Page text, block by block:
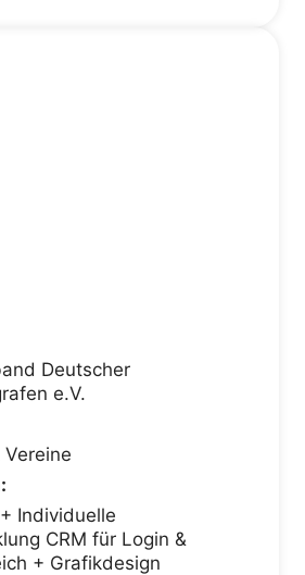
Deutscher
e.V.
Individuelle
CRM für Login &
+ Grafikdesign